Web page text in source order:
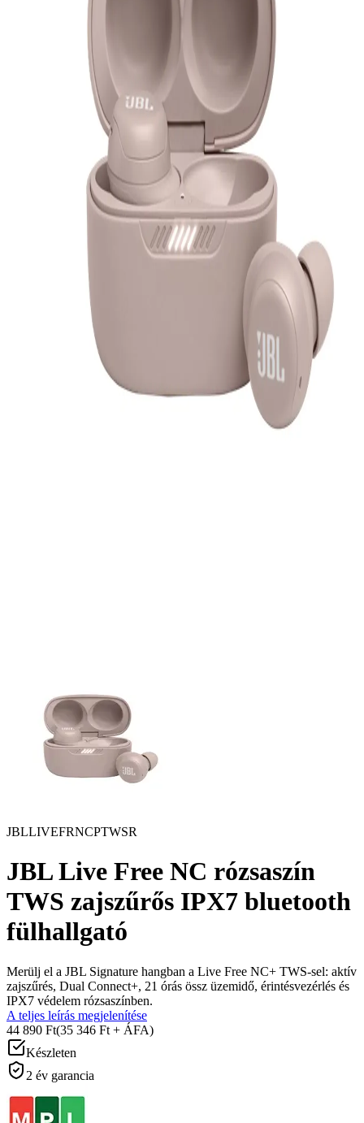
JBLLIVEFRNCPTWSR
JBL Live Free NC rózsaszín
TWS zajszűrős IPX7 bluetooth
fülhallgató
Merülj el a JBL Signature hangban a Live Free NC+ TWS-sel: aktív
zajszűrés, Dual Connect+, 21 órás össz üzemidő, érintésvezérlés és
IPX7 védelem rózsaszínben.
A teljes leírás megjelenítése
44 890 Ft(35 346 Ft + ÁFA)
Készleten
2 év garancia